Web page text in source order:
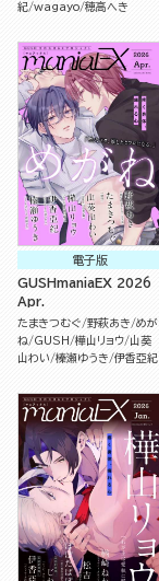
紀 wagayo 穂高へき
電子版
GUSHmaniaEX 2026
Apr.
たまきつむぐ 野萩あき めが
ね GUSH 樺山リョウ 山葵
山わい 榛瀬ゆうき 伊香亞紀